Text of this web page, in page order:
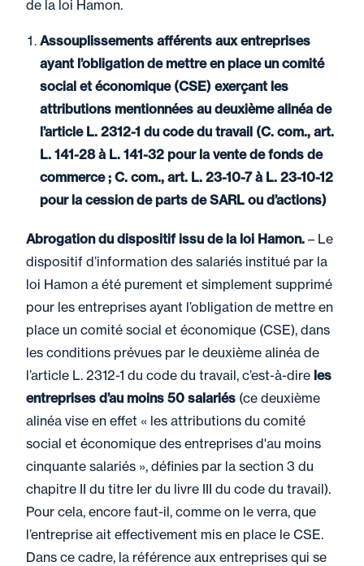
de la loi Hamon.
Assouplissements afférents aux entreprises
ayant l’obligation de mettre en place un comité
social et économique (CSE) exerçant les
attributions mentionnées au deuxième alinéa de
l’article L. 2312-1 du code du travail (C. com., art.
L. 141-28 à L. 141-32 pour la vente de fonds de
commerce ; C. com., art. L. 23-10-7 à L. 23-10-12
pour la cession de parts de SARL ou d’actions)
Abrogation du dispositif issu de la loi Hamon. – Le
dispositif d’information des salariés institué par la
loi Hamon a été purement et simplement supprimé
pour les entreprises ayant l’obligation de mettre en
place un comité social et économique (CSE), dans
les conditions prévues par le deuxième alinéa de
l’article L. 2312-1 du code du travail, c’est-à-dire les
entreprises d’au moins 50 salariés (ce deuxième
alinéa vise en effet « les attributions du comité
social et économique des entreprises d'au moins
cinquante salariés », définies par la section 3 du
chapitre II du titre Ier du livre III du code du travail).
Pour cela, encore faut-il, comme on le verra, que
l’entreprise ait effectivement mis en place le CSE.
Dans ce cadre, la référence aux entreprises qui se